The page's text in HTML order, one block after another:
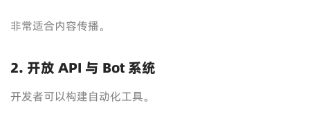
非常适合内容传播。
2. 开放 API 与 Bot 系统
开发者可以构建自动化工具。